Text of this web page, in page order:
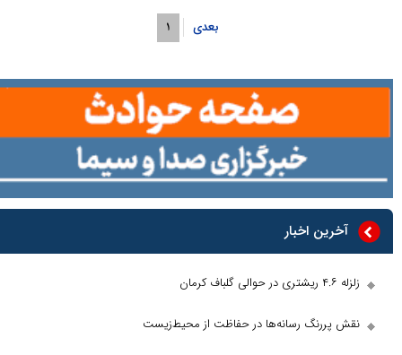
اخبار
رسانه‌ها در حفاظت از محیط‌زیست